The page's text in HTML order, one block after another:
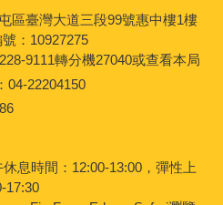
區臺灣大道三段99號惠中樓1樓
9111轉分機27040或查看本局
04-22204150
息時間：12:00-13:00，彈性上
17:30